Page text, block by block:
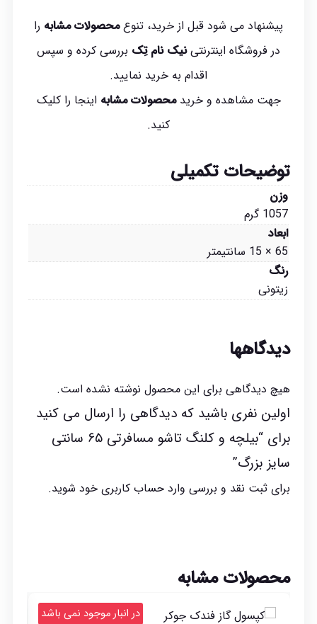
پیشنهاد می شود قبل از خرید، تنوعمحصولات مشابه را
در فروشگاه اینترنتینیک نام تِک بررسی کرده و سپس
اقدام به خرید نمایید.
جهت مشاهده و خریدمحصولات مشابه اینجا را کلیک
کنید.
توضیحات تکمیلی
وزن
1057 گرم
ابعاد
65 × 15 سانتیمتر
رنگ
زیتونی
دیدگاهها
هیچ دیدگاهی برای این محصول نوشته نشده است.
اولین نفری باشید که دیدگاهی را ارسال می کنید
برای “بیلچه و کلنگ تاشو مسافرتی ۶۵ سانتی
سایز بزرگ”
برای ثبت نقد و بررسی وارد حساب کاربری خودشوید.
محصولات مشابه
در انبار موجود نمی باشد